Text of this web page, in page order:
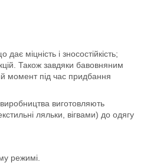
міцність і зносостійкість;
Також завдяки бавовняним
момент під час придбання
виготовляють
ляльки, вігвами) до одягу
режимі.